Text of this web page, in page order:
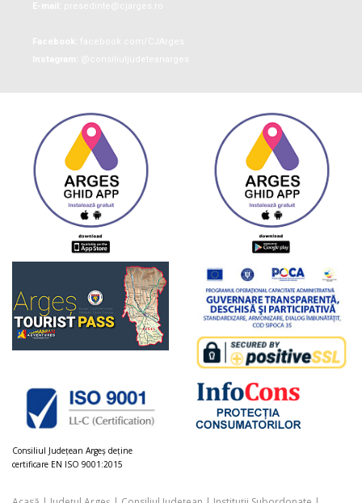
Consiliul Judeţean Argeș deţine
certificare EN ISO 9001:2015